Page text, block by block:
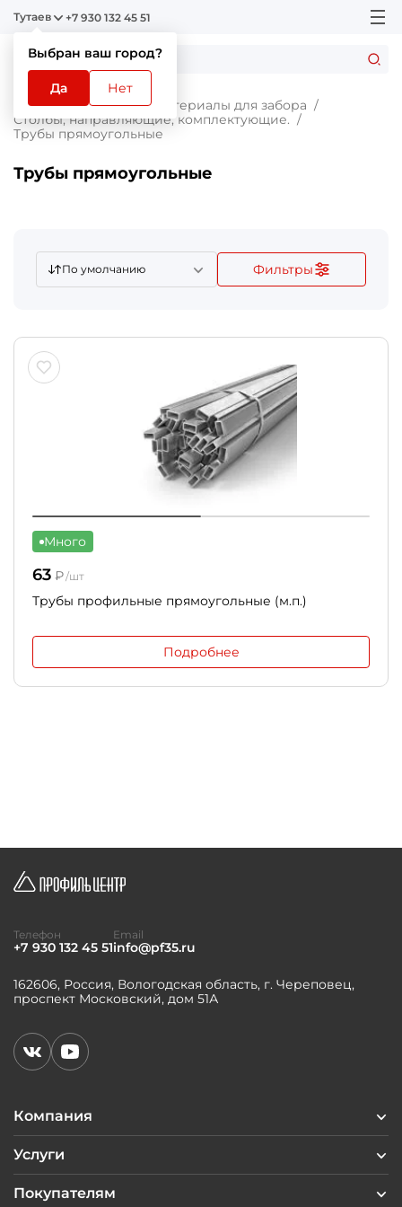
Тутаев
Выбран ваш город?
Да Нет
+7 930 132 45 51
Главная Каталог
Материалы для забора
Столбы, направляющие, комплектующие.
Трубы прямоугольные
Трубы прямоугольные
По умолчанию Фильтры
Много
63 ₽/шт
Трубы профильные прямоугольные (м.п.)
Подробнее
Компания
Услуги
Покупателям
162606, Россия, Вологодская область, г. Череповец,
проспект Московский, дом 51А
Телефон
+7 930 132 45 51
Email
info@pf35.ru